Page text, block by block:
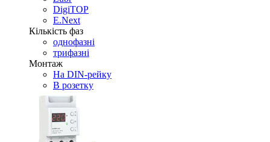
DigiTOP
E.Next
Кількість фаз
однофазні
трифазні
Монтаж
На DIN-рейку
В розетку